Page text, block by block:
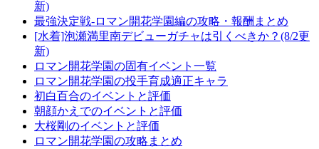
新)
最強決定戦-ロマン開花学園編の攻略・報酬まとめ
[水着]泡瀬満里南デビューガチャは引くべきか？(8/2更
新)
ロマン開花学園の固有イベント一覧
ロマン開花学園の投手育成適正キャラ
初白百合のイベントと評価
朝顔かえでのイベントと評価
大桜剛のイベントと評価
ロマン開花学園の攻略まとめ